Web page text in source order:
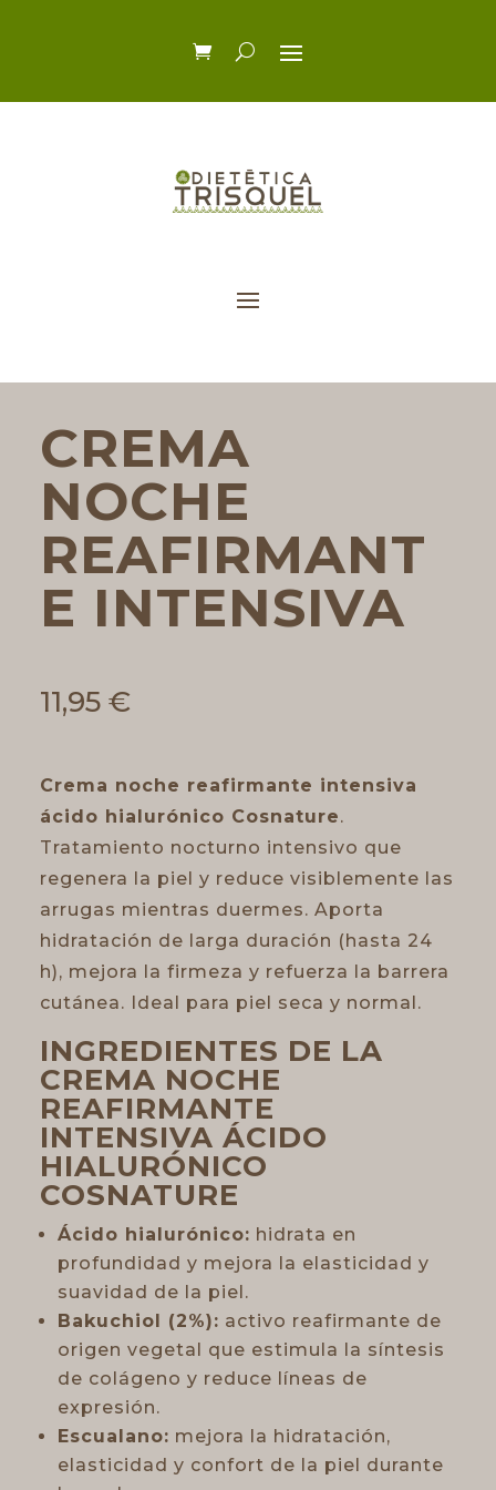
CREMA
NOCHE
REAFIRMANT
E INTENSIVA
11,95 €
Crema noche reafirmante intensiva
ácido hialurónico Cosnature.
Tratamiento nocturno intensivo que
regenera la piel y reduce visiblemente las
arrugas mientras duermes. Aporta
hidratación de larga duración (hasta 24
h), mejora la firmeza y refuerza la barrera
cutánea. Ideal para piel seca y normal.
INGREDIENTES DE LA
CREMA NOCHE
REAFIRMANTE
INTENSIVA ÁCIDO
HIALURÓNICO
COSNATURE
Ácido hialurónico: hidrata en
profundidad y mejora la elasticidad y
suavidad de la piel.
Bakuchiol (2%): activo reafirmante de
origen vegetal que estimula la síntesis
de colágeno y reduce líneas de
expresión.
Escualano: mejora la hidratación,
elasticidad y confort de la piel durante